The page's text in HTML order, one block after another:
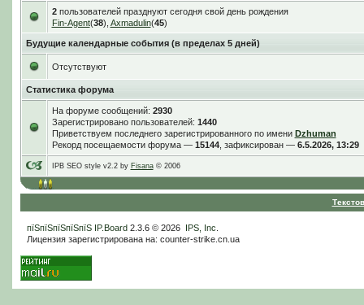
2пользователей празднуют сегодня свой день рождения
Fin-Agent(38), Axmadulin(45)
Будущие календарные события (в пределах 5 дней)
Отсутствуют
Статистика форума
На форуме сообщений: 2930
Зарегистрировано пользователей: 1440
Приветствуем последнего зарегистрированного по имени Dzhuman
Рекорд посещаемости форума — 15144, зафиксирован — 6.5.2026, 13:29
IPB SEO style v2.2 by Fisana© 2006
пїЅпїЅпїЅпїЅпїЅ IP.Board2.3.6 © 2026 IPS, Inc
Лицензия зарегистрирована на: counter-strike.cn.ua